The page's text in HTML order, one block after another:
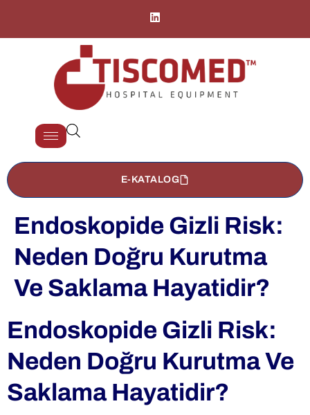
E-KATALOG
Endoskopide Gizli Risk:
Neden Doğru Kurutma
Ve Saklama Hayatidir?
Endoskopide Gizli Risk:
Neden Doğru Kurutma Ve
Saklama Hayatidir?